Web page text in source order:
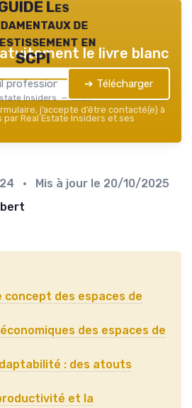
Les
de
en
SCPI
Insiders — 2026
le livre blanc
➔ Télécharger
j’accepte d’être contacté(e) à
Real Estate Insiders et ses
• Mis à jour le 20/10/2025
concept des espaces de
des espaces de
: des atouts
et la